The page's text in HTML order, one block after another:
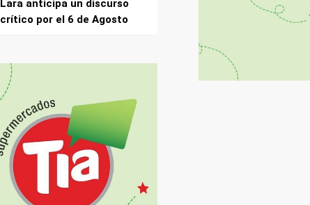
Lara anticipa un discurso
crítico por el 6 de Agosto